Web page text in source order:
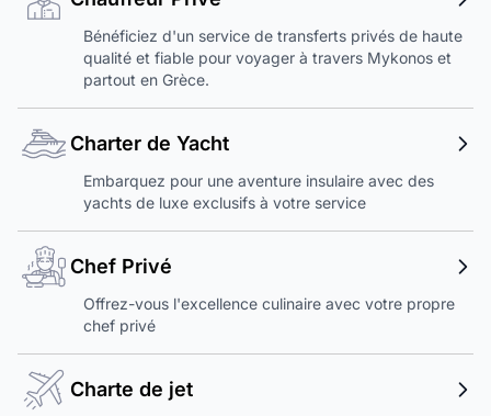
Bénéficiez d'un service de transferts privés de haute
qualité et fiable pour voyager à travers Mykonos et
partout en Grèce.
Charter de Yacht
Embarquez pour une aventure insulaire avec des
yachts de luxe exclusifs à votre service
Chef Privé
Offrez-vous l'excellence culinaire avec votre propre
chef privé
Charte de jet